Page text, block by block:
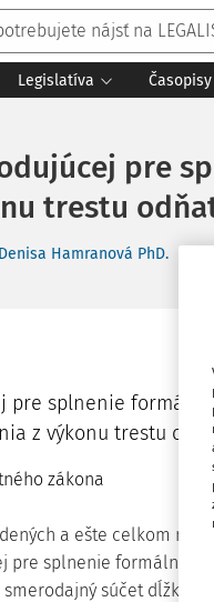
Legislatíva Časopisy
pre
trestu
Denisa Hamranová PhD.
pre splnenie
z výkonu trestu
zákona
a ešte celkom
pre splnenie formálnej
smerodajný súčet dĺžky